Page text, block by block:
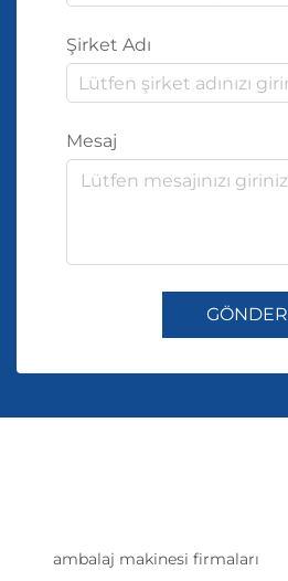
Şirket Adı
Mesaj
GÖNDER
ambalaj makinesi firmaları